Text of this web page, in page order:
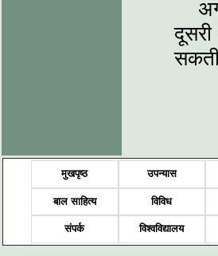
मुखपृष्ठ उपन्यास
बाल साहित्य विविध
संपर्क विश्वविद्यालय